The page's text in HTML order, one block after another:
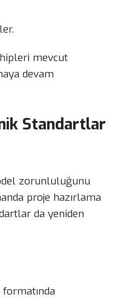
mevcut
devam
Standartlar
zorunluluğunu
proje hazırlama
da yeniden